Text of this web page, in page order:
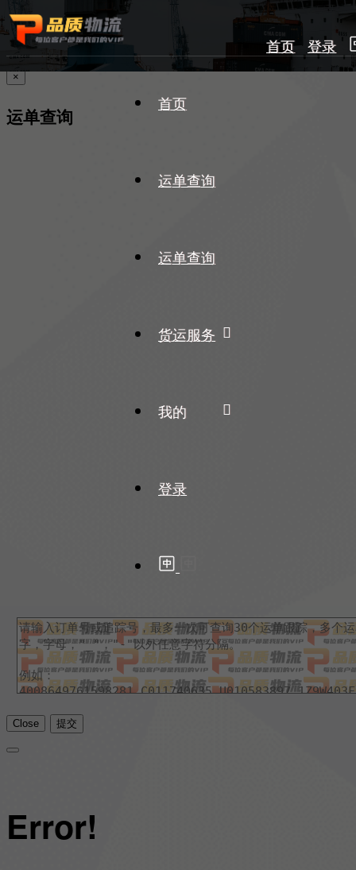
首页 登录
首页
运单查询
运单查询
货运服务
我的
登录
×
运单查询
Close 提交
Error!